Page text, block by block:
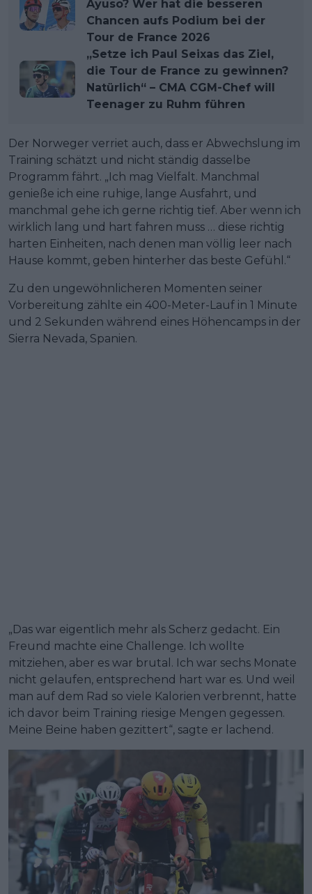
Ayuso? Wer hat die besseren
Chancen aufs Podium bei der
Tour de France 2026
„Setze ich Paul Seixas das Ziel,
die Tour de France zu gewinnen?
Natürlich“ – CMA CGM-Chef will
Teenager zu Ruhm führen
Der Norweger verriet auch, dass er Abwechslung im
Training schätzt und nicht ständig dasselbe
Programm fährt. „Ich mag Vielfalt. Manchmal
genieße ich eine ruhige, lange Ausfahrt, und
manchmal gehe ich gerne richtig tief. Aber wenn ich
wirklich lang und hart fahren muss … diese richtig
harten Einheiten, nach denen man völlig leer nach
Hause kommt, geben hinterher das beste Gefühl.“
Zu den ungewöhnlicheren Momenten seiner
Vorbereitung zählte ein 400-Meter-Lauf in 1 Minute
und 2 Sekunden während eines Höhencamps in der
Sierra Nevada, Spanien.
„Das war eigentlich mehr als Scherz gedacht. Ein
Freund machte eine Challenge. Ich wollte
mitziehen, aber es war brutal. Ich war sechs Monate
nicht gelaufen, entsprechend hart war es. Und weil
man auf dem Rad so viele Kalorien verbrennt, hatte
ich davor beim Training riesige Mengen gegessen.
Meine Beine haben gezittert“, sagte er lachend.